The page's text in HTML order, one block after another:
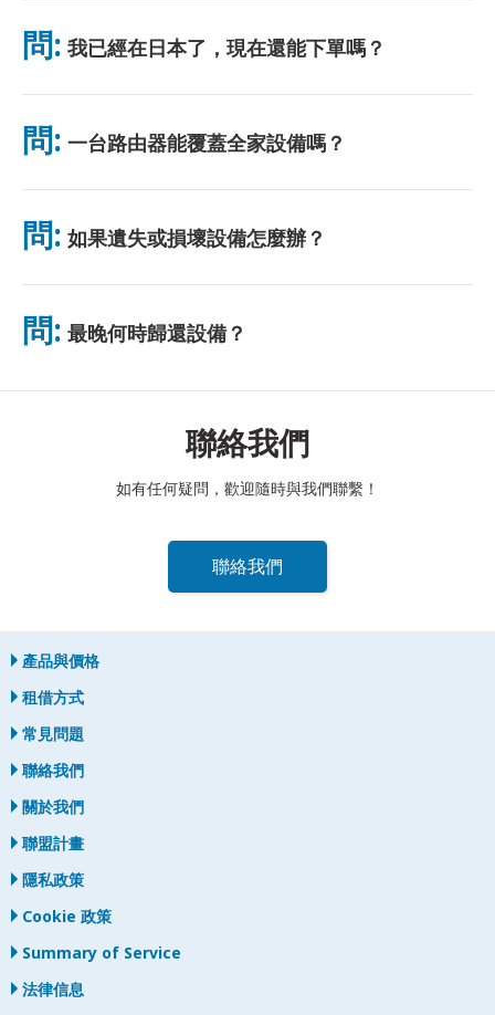
無需排隊。
問: 我已經在日本了，現在還能下單嗎？
可以。機場可當天取貨。飯店配送一般隔日送達。若不確定，請聯
問: 一台路由器能覆蓋全家設備嗎？
可以。最多可連接 10 台裝置（手機、平板、電腦）。電池續航力
並附贈免費行動電源。
問: 如果遺失或損壞設備怎麼辦？
您可以在結帳時添加保險，以涵蓋遺失或損壞的情況。如果沒有保
我們將協助您保持連線。
問: 最晚何時歸還設備？
聯絡我們
如有任何疑問，歡迎隨時與我們聯繫！
聯絡我們
產品與價格
租借方式
常見問題
聯絡我們
關於我們
聯盟計畫
隱私政策
Cookie 政策
Summary of Service
法律信息